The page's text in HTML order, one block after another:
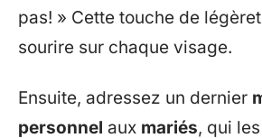
pas! » Cette touche de
sourire sur chaque visage.
Ensuite, adressez un dernier
personnel aux mariés, qui